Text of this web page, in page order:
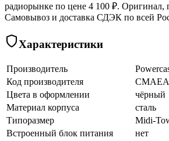
радиорынке по цене 4 100 ₽. Оригинал,
Самовывоз и доставка СДЭК по всей
Характеристики
Производитель
Код производителя
Цвета в оформлении
чёрный
Материал корпуса
сталь
Типоразмер
Midi-
Встроенный блок питания
нет